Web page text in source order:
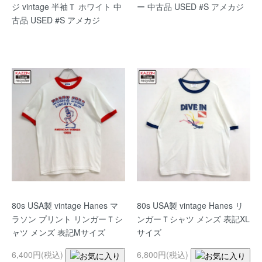
ジ vintage 半袖Ｔ ホワイト 中
古品 USED #S アメカジ
ー 中古品 USED #S アメカジ
80s USA製 vintage Hanes マ
ラソン プリント リンガーＴシ
ャツ メンズ 表記Mサイズ
6,400円(税込)
80s USA製 vintage Hanes リ
ンガーＴシャツ メンズ 表記XL
サイズ
6,800円(税込)